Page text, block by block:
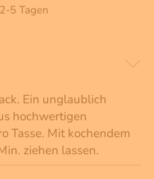
5 Tagen
Ein unglaublich
hochwertigen
Tasse. Mit kochendem
ziehen lassen.